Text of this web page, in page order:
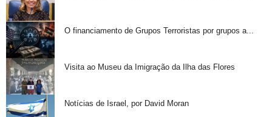
O financiamento de Grupos Terroristas por grupos a...
Visita ao Museu da Imigração da Ilha das Flores
Notícias de Israel, por David Moran